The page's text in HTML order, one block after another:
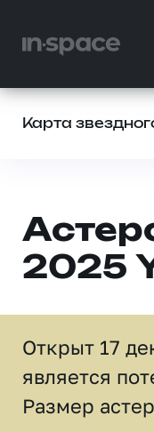
Карта
2025
Открыт 17
является
Размер